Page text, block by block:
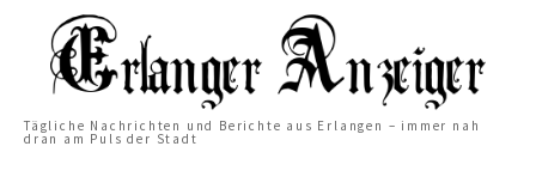
Tägliche Nachrichten und Berichte aus Erlangen – immer nah
dran am Puls der Stadt